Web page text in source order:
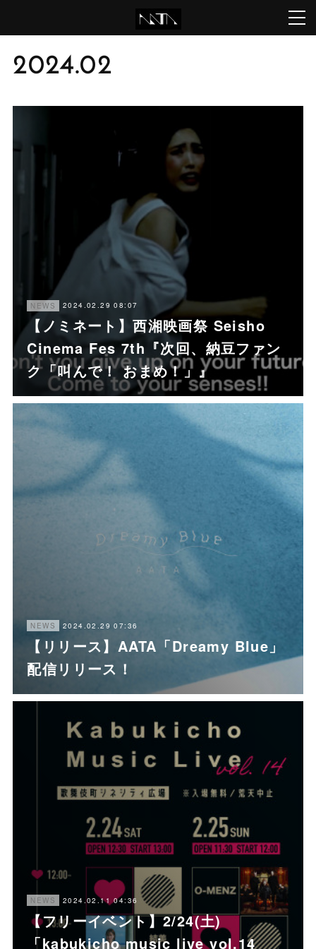
2024.02
NEWS 2024.02.29 08:07
【ノミネート】西湘映画祭 Seisho
Cinema Fes 7th『次回、納豆ファン
ク「叫んで！ おまめ！」』
NEWS 2024.02.29 07:36
【リリース】AATA「Dreamy Blue」
配信リリース！
NEWS 2024.02.11 04:36
【フリーイベント】2/24(土)
「kabukicho music live vol.14